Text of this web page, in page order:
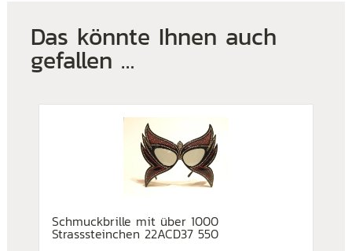
Das könnte Ihnen auch
gefallen …
Schmuckbrille mit über 1000
Strasssteinchen 22ACD37 550